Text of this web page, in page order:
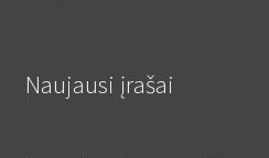
Naujausi įrašai